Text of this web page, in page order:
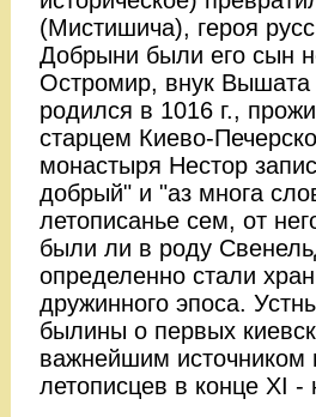
(Мистишича), героя
Добрыни были его сын
Остромир, внук
родился в 1016 г.,
старцем Киево-
монастыря Нестор
добрый" и "аз многа
летописанье сем, от
были ли в роду
определенно стали
дружинного эпоса.
былины о первых
важнейшим источником
летописцев в конце XI -